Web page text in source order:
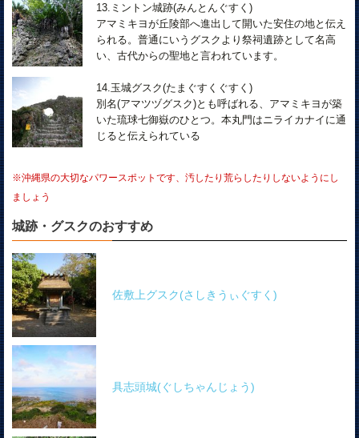
13.ミントン城跡(みんとんぐすく)
アマミキヨが丘陵部へ進出して開いた安住の地と伝え
られる。普通にいうグスクより祭祠遺跡として名高
い、古代からの聖地と言われています。
14.玉城グスク(たまぐすくぐすく)
別名(アマツヅグスク)とも呼ばれる、アマミキヨが築
いた琉球七御嶽のひとつ。本丸門はニライカナイに通
じると伝えられている
※沖縄県の大切なパワースポットです、汚したり荒らしたりしないようにし
ましょう
城跡・グスクのおすすめ
佐敷上グスク(さしきうぃぐすく)
具志頭城(ぐしちゃんじょう)